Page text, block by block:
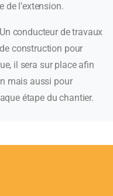
de l’extension.
conducteur de travaux
construction pour
il sera sur place afin
mais aussi pour
étape du chantier.